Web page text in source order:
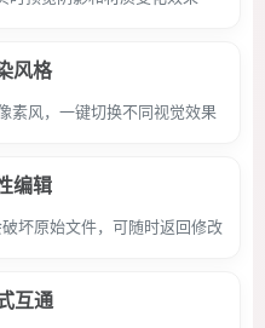
风格
素风，一键切换不同视觉效果
编辑
坏原始文件，可随时返回修改
互通